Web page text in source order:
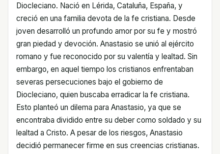
Diocleciano. Nació en Lérida, Cataluña, España, y
creció en una familia devota de la fe cristiana. Desde
joven desarrolló un profundo amor por su fe y mostró
gran piedad y devoción. Anastasio se unió al ejército
romano y fue reconocido por su valentía y lealtad. Sin
embargo, en aquel tiempo los cristianos enfrentaban
severas persecuciones bajo el gobierno de
Diocleciano, quien buscaba erradicar la fe cristiana.
Esto planteó un dilema para Anastasio, ya que se
encontraba dividido entre su deber como soldado y su
lealtad a Cristo. A pesar de los riesgos, Anastasio
decidió permanecer firme en sus creencias cristianas.